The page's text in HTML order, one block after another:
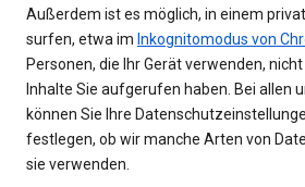
Außerdem ist es möglich, in einem
surfen, etwa im Inkognitomodus von
Personen, die Ihr Gerät verwenden,
Inhalte Sie aufgerufen haben. Bei allen
können Sie Ihre
festlegen, ob wir manche Arten von
sie verwenden.